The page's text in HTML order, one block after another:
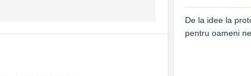
De la idee la
pentru oameni